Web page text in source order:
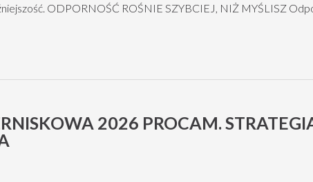
ODPORNOŚĆ ROŚNIE SZYBCIEJ, NIŻ MYŚLISZ
2026 PROCAM.